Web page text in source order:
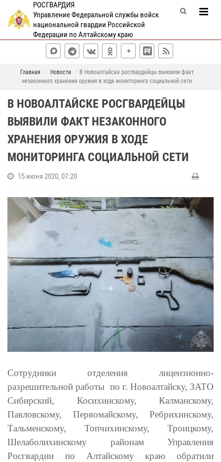
РОСГВАРДИЯ
Управление Федеральной службы войск
национальной гвардии Российской
Федерации по Алтайскому краю
Главная Новости
В Новоалтайске росгвардейцы выявили факт
незаконного хранения оружия в ходе мониторинга социальной сети
В НОВОАЛТАЙСКЕ РОСГВАРДЕЙЦЫ
ВЫЯВИЛИ ФАКТ НЕЗАКОННОГО
ХРАНЕНИЯ ОРУЖИЯ В ХОДЕ
МОНИТОРИНГА СОЦИАЛЬНОЙ СЕТИ
15 июня 2020, 07:20
Сотрудники отделения лицензионно-
разрешительной работы по г. Новоалтайску, ЗАТО
Сибирский, Косихинскому, Калманскому,
Павловскому, Первомайскому, Ребрихинскому,
Тальменскому, Топчихинскому, Троицкому,
Шелаболихинскому районам Управления
Росгвардии по Алтайскому краю обратили